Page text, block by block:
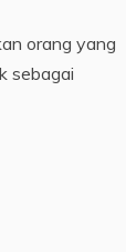
orang yang